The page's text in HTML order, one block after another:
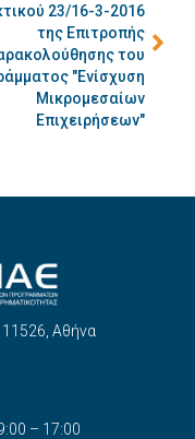
23/16-3-2016
της Επιτροπής
του
"Ενίσχυση
Μικρομεσαίων
Επιχειρήσεων"
Αθήνα
– 17:00